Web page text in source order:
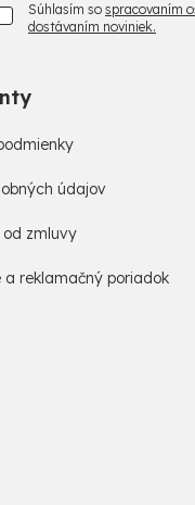
Súhlasím so spracovaním
dostávaním noviniek.
údajov
zmluvy
a reklamačný poriadok